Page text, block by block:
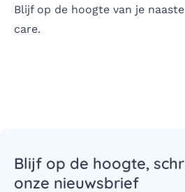
Blijf op de hoogte van je
care.
Blijf op de hoogte,
onze nieuwsbrief